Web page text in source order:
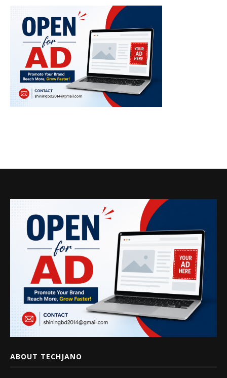
ABOUT TECHJANO